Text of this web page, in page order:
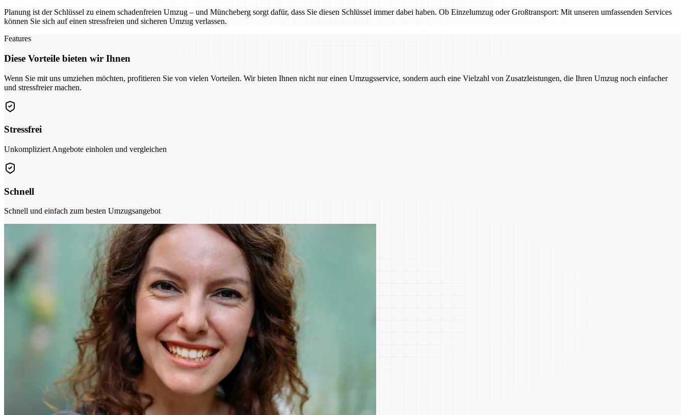
Planung ist der Schlüssel zu einem schadenfreien Umzug – und Müncheberg sorgt dafür, dass Sie diesen Schlüssel immer dabei haben. Ob Einzelumzug oder Großtransport: Mit unseren umfassenden Services
können Sie sich auf einen stressfreien und sicheren Umzug verlassen.
Features
Diese Vorteile bieten wir Ihnen
Wenn Sie mit uns umziehen möchten, profitieren Sie von vielen Vorteilen. Wir bieten Ihnen nicht nur einen Umzugsservice, sondern auch eine Vielzahl von Zusatzleistungen, die Ihren Umzug noch einfacher
und stressfreier machen.
Stressfrei
Unkompliziert Angebote einholen und vergleichen
Schnell
Schnell und einfach zum besten Umzugsangebot